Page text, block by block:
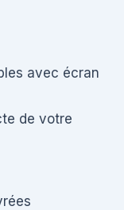
avec écran
de votre